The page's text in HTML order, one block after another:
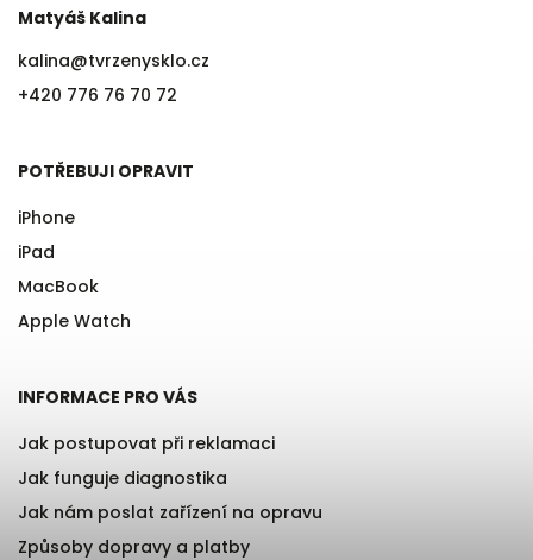
Matyáš Kalina
kalina@tvrzenysklo.cz
+420 776 76 70 72
POTŘEBUJI OPRAVIT
iPhone
iPad
MacBook
Apple Watch
INFORMACE PRO VÁS
Jak postupovat při reklamaci
Jak funguje diagnostika
Jak nám poslat zařízení na opravu
Způsoby dopravy a platby